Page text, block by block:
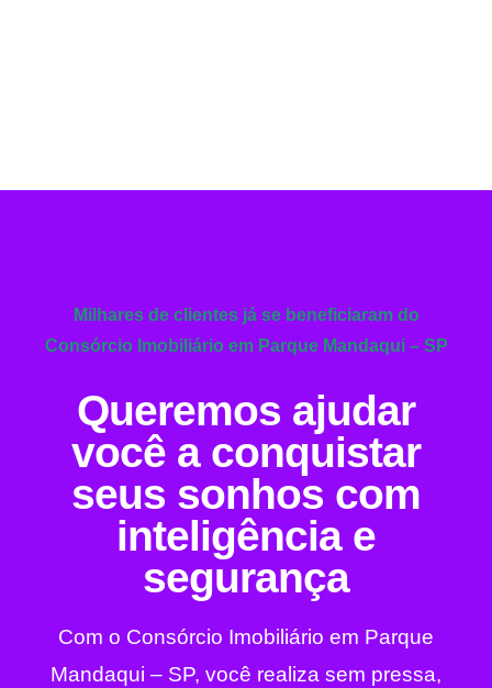
Milhares de clientes já se beneficiaram do
Consórcio Imobiliário em Parque Mandaqui – SP
Queremos ajudar
você a conquistar
seus sonhos com
inteligência e
segurança
Com o Consórcio Imobiliário em Parque
Mandaqui – SP, você realiza sem pressa,